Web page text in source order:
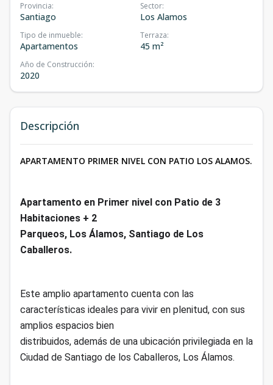
Provincia:
Santiago
Sector:
Los Alamos
Tipo de inmueble:
Apartamentos
Terraza:
45 m²
Año de Construcción:
2020
Descripción
APARTAMENTO PRIMER NIVEL CON PATIO LOS ALAMOS.
Apartamento en Primer nivel con Patio de 3
Habitaciones + 2
Parqueos, Los Álamos, Santiago de Los
Caballeros.
Este amplio apartamento cuenta con las
características ideales para vivir en plenitud, con sus
amplios espacios bien
distribuidos, además de una ubicación privilegiada en la
Ciudad de Santiago de los Caballeros, Los Álamos.